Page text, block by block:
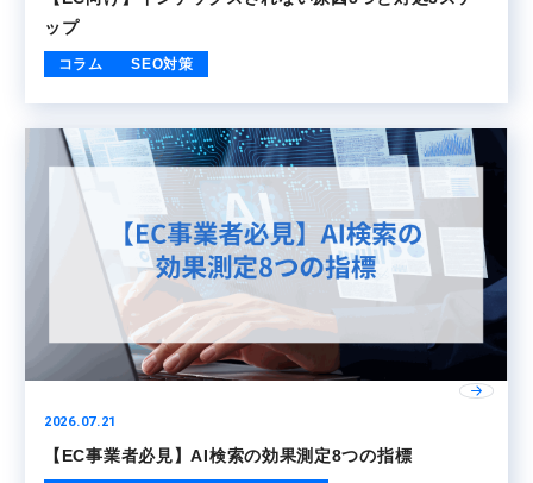
ップ
コラム SEO対策
2026.07.21
【EC事業者必見】AI検索の効果測定8つの指標